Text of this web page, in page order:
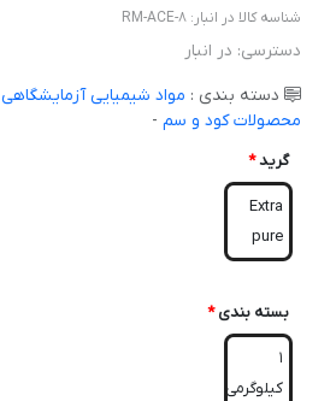
شناسه کالا در انبار: RM-ACE-8
دسترسی: در انبار
دسته بندی : مواد شیمیایی آزمایشگاهی
محصولات کود و سم -
گرید*
Extra
pure
بسته بندی *
1
کیلوگرمی